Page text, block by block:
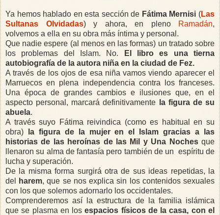
Ya hemos hablado en esta sección de Fátima Mernisi (Las
Sultanas Olvidadas) y ahora, en pleno Ramadán,
volvemos a ella en su obra más íntima y personal.
Que nadie espere (al menos en las formas) un tratado sobre
los problemas del Islam. No.
El libro es una tierna
autobiografía de la autora niña en la ciudad de Fez.
A través de los ojos de esa niña vamos viendo aparecer el
Marruecos en plena independencia contra los franceses.
Una época de grandes cambios e ilusiones que, en el
aspecto personal, marcará definitivamente
la figura de su
abuela.
A través suyo Fátima reivindica (como es habitual en su
obra)
la figura de la mujer en el Islam gracias a las
historias de las heroínas de las Mil y Una Nochesque
llenaron su alma de fantasía pero también de un espíritu de
lucha y superación.
De la misma forma surgirá otra de sus ideas repetidas, la
del
harem, que se nos explica sin los contenidos sexuales
con los que solemos adornarlo los occidentales.
Comprenderemos así la estructura de la familia islámica
que se plasma en losespacios físicos de la casa, con el